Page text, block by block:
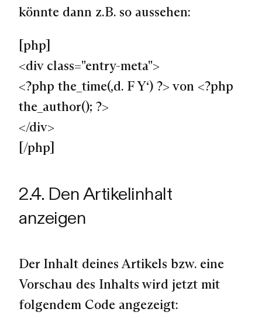
könnte dann z.B. so aussehen:
[php]
<div class="entry-meta">
<?php the_time(‚d. F Y‘) ?> von <?php
the_author(); ?>
</div>
[/php]
2.4. Den Artikelinhalt
anzeigen
Der Inhalt deines Artikels bzw. eine
Vorschau des Inhalts wird jetzt mit
folgendem Code angezeigt: